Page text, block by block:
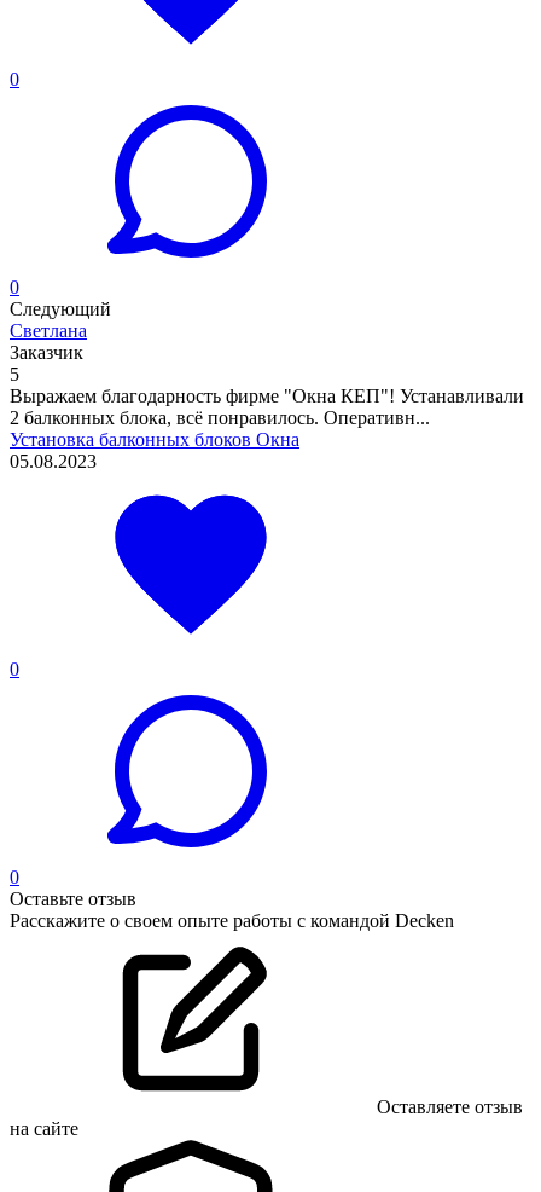
0
0
Следующий
Светлана
Заказчик
5
Выражаем благодарность фирме "Окна КЕП"! Устанавливали
2 балконных блока, всё понравилось. Оперативн...
Установка балконных блоков Окна
05.08.2023
0
0
Оставьте отзыв
Расскажите о своем опыте работы с командой Decken
Оставляете отзыв
на сайте